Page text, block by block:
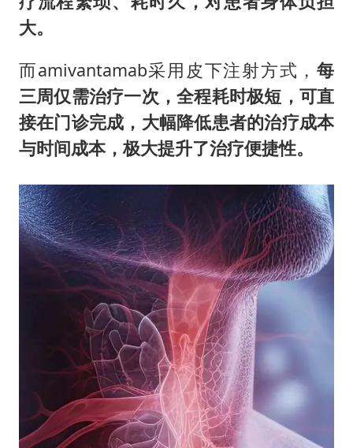
大。
而amivantamab采用皮下注射方式，每
三周仅需治疗一次，全程耗时极短，可直
接在门诊完成，大幅降低患者的治疗成本
与时间成本，极大提升了治疗便捷性。